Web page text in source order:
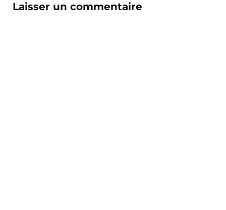
Laisser un commentaire